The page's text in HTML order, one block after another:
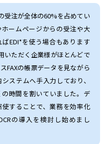
受注が全体の60%を占めてい
ホームページからの受注や大
EDI*を使う場合もあります
いただく企業様がほとんどで
FAXの帳票データを見ながら
ステムへ手入力しており、
時間を割いていました。デ
することで、業務を効率化
の導入を検討し始めまし